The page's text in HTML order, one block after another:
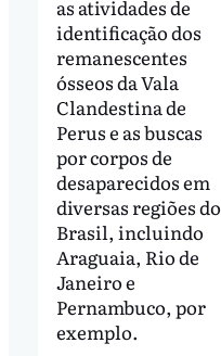
as atividades de
identificação dos
remanescentes
ósseos da Vala
Clandestina de
Perus e as buscas
por corpos de
desaparecidos em
diversas regiões do
Brasil, incluindo
Araguaia, Rio de
Janeiro e
Pernambuco, por
exemplo.